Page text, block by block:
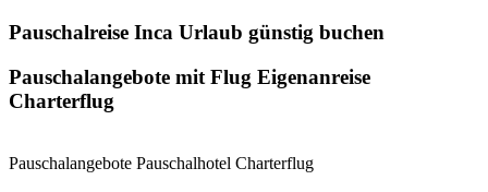
Pauschalreise Inca Urlaub günstig buchen
Pauschalangebote mit Flug Eigenanreise
Charterflug
Pauschalangebote Pauschalhotel Charterflug